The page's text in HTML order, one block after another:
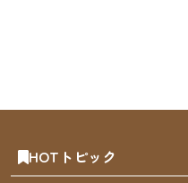
HOTトピック